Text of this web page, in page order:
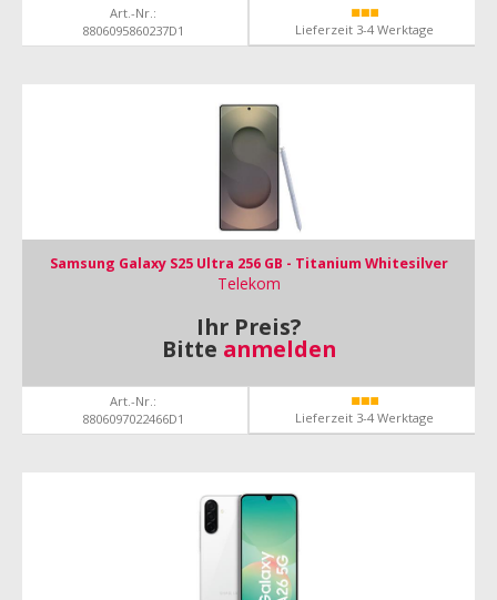
Art.-Nr.:
8806095860237D1
Lieferzeit 3-4 Werktage
Samsung Galaxy S25 Ultra 256 GB - Titanium Whitesilver
Telekom
Ihr Preis?
Bitte anmelden
Art.-Nr.:
8806097022466D1
Lieferzeit 3-4 Werktage